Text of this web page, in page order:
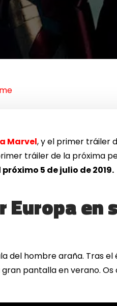
Marvel, y el primer tráiler
tráiler de la próxima
próximo 5 de julio de 2019.
Europa en
del hombre araña. Tras
pantalla en verano.